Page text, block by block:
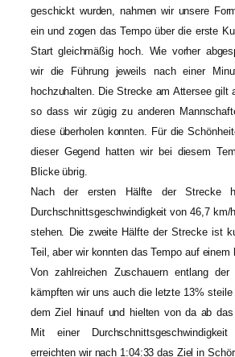
geschickt wurden, nahmen wir unsere
ein und zogen das Tempo über die erste
Start gleichmäßig hoch. Wie vorher
wir die Führung jeweils nach einer
hochzuhalten. Die Strecke am Attersee gilt
so dass wir zügig zu anderen
diese überholen konnten. Für die
dieser Gegend hatten wir bei diesem
Blicke übrig.
Nach der ersten Hälfte der Strecke
Durchschnittsgeschwindigkeit von 46,7 km/
stehen. Die zweite Hälfte der Strecke ist
Teil, aber wir konnten das Tempo auf einem
Von zahlreichen Zuschauern entlang der
kämpften wir uns auch die letzte 13%
dem Ziel hinauf und hielten von da ab das
Mit einer
erreichten wir nach 1:04:33 das Ziel in